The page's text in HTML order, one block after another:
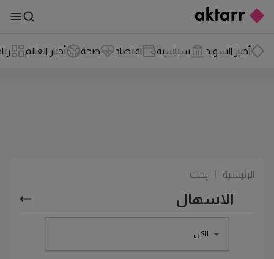
أخبار السويد سياسية اقتصاد صحة أخبار العالم
الرئيسية بحث
الكل